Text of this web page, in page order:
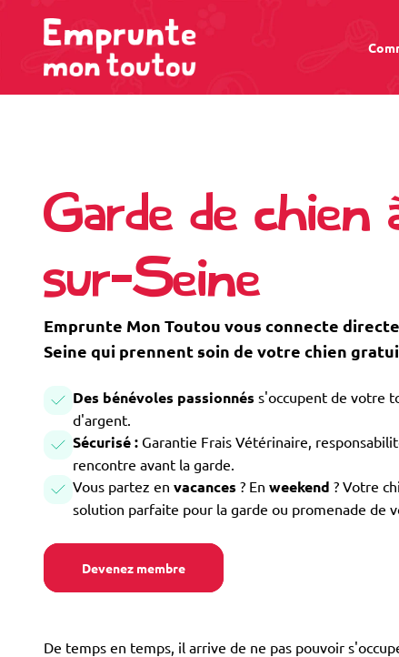
Garde de
sur-Seine
Emprunte Mon Toutou vous connecte
Seine qui prennent soin de votre chien
Des bénévoles passionnés s'occupent de votre
d'argent.
Sécurisé : Garantie Frais Vétérinaire,
rencontre avant la garde.
Vous partez en vacances ? En weekend ? Votre
solution parfaite pour la garde ou promenade de
Devenez membre
De temps en temps, il arrive de ne pas pouvoir